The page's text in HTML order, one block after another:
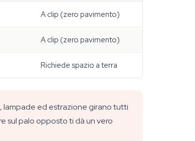
A clip (zero pavimento)
A clip (zero pavimento)
Richiede spazio a terra
lampade ed estrazione girano tutti
sul palo opposto ti dà un vero